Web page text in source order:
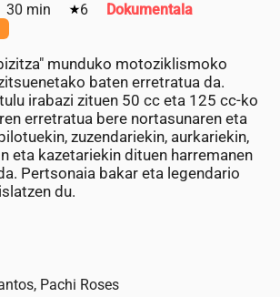
30 min 6
Dokumentala
munduko motoziklismoko
baten erretratua da.
irabazi zituen 50 cc eta 125 cc-ko
erretratua bere nortasunaren eta
zuzendariekin, aurkariekin,
eta kazetariekin dituen harremanen
Pertsonaia bakar eta legendario
du.
Pachi Roses